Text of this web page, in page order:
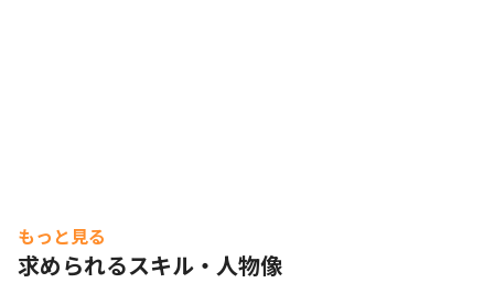
もっと見る
求められるスキル・人物像